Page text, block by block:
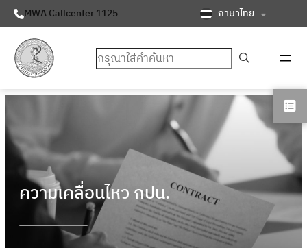
MWA Callcenter 1125 ภาษาไทย
ค้นหา
ความเคลื่อนไหว กปน.